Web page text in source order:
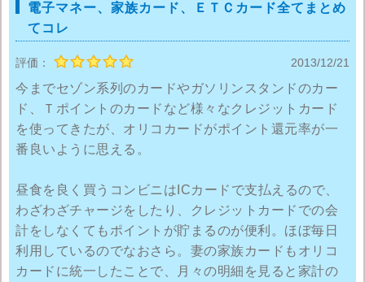
いけたらなあと思います。
それから、翌々月払いのカードが多数ある中で
限度額を気にしなくて良いのではないでしょうか。
私のように複数枚のカードを持つ方は引き落とし月も
気にしないと
万が一口座にお金がなかった際に困ると思うので…
電子マネー、家族カード、ＥＴＣカード全てまとめ
てコレ
評価： 2013/12/21
今までセゾン系列のカードやガソリンスタンドのカー
ド、Ｔポイントのカードなど様々なクレジットカード
を使ってきたが、オリコカードがポイント還元率が一
番良いように思える。
昼食を良く買うコンビニはICカードで支払えるので、
わざわざチャージをしたり、クレジットカードでの会
計をしなくてもポイントが貯まるのが便利。ほぼ毎日
利用しているのでなおさら。妻の家族カードもオリコ
カードに統一したことで、月々の明細を見ると家計の